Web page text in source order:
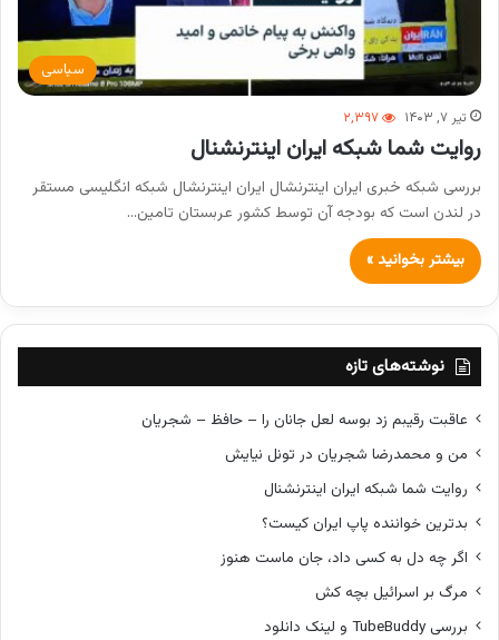
سیاسی
تیر ۷, ۱۴۰۳ ۲,۳۹۷
روایت شما شبکه ایران اینترنشنال
بررسی شبکه خبری ایران اینترنشال ایران اینترنشال شبکه انگلیسی مستقر
در لندن است که بودجه آن توسط کشور عربستان تامین…
بیشتر بخوانید »
نوشته‌های تازه
عاقبت رقیبم زد بوسه لعل جانان را – حافظ – شجریان
من و محمدرضا شجریان در تونل نیایش
روایت شما شبکه ایران اینترنشنال
بدترین خواننده پاپ ایران کیست؟
اگر چه دل به کسی داد، جان ماست هنوز
مرگ بر اسرائیل بچه کش
بررسی TubeBuddy و لینک دانلود